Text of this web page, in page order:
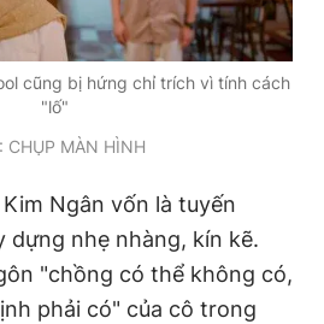
cũng bị hứng chỉ trích vì tính cách
"lố"
CHỤP MÀN HÌNH
Ngân vốn là tuyến
dựng nhẹ nhàng, kín kẽ.
"chồng có thể không có,
phải có" của cô trong